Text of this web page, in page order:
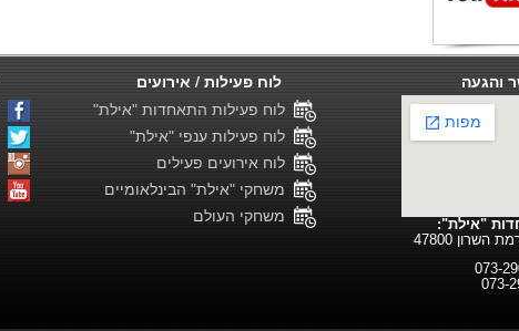
לוח פעילות / אירועים
לוח פעילות התאחדות "אילת"
לוח פעילות ענפי "אילת"
לוח אירועים פעילים
משחקי "אילת" הבינלאומיים
משחקי העולם
והגעה
"אילת":
47800